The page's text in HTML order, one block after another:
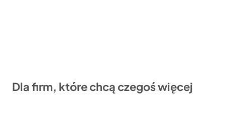
Dla firm, które chcą czegoś więcej